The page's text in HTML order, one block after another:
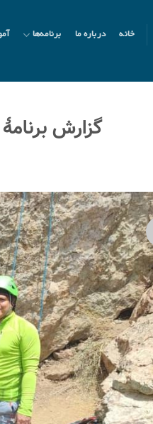
خانه درباره ما برنامه‌ها
گزارش برنامۀ